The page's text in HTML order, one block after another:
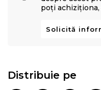
poți
Solicită
Distribuie pe